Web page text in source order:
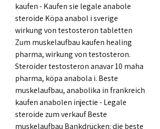
kaufen - Kaufen sie legale anabole
steroide Köpa anabol i sverige
wirkung von testosteron tabletten
Zum muskelaufbau kaufen healing
pharma, wirkung von testosteron.
Steroider testosteron anavar 10 maha
pharma, köpa anabola i. Beste
muskelaufbau, anabolika in frankreich
kaufen anabolen injectie - Legale
steroide zum verkauf Beste
muskelaufbau Bankdrücken: die beste